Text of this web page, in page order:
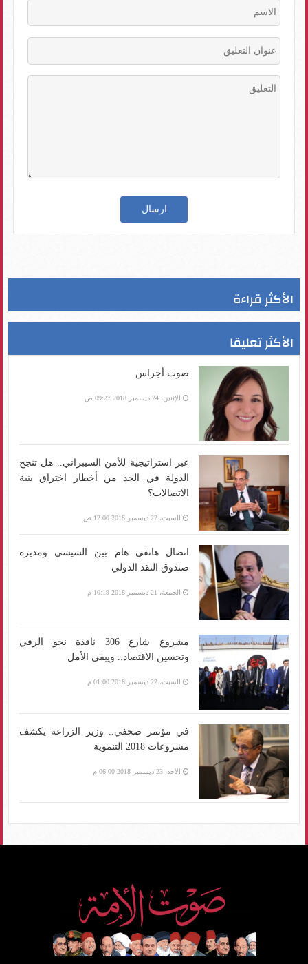
الأكثر قراءة
الأكثر تعليقا
صوت أجراس
الإثنين، 24 ديسمبر 2018 09:27 ص
عبر استراتيجية للأمن السيبراني.. هل تنجح
الدولة في الحد من أخطار اختراق بنية
الاتصالات؟
السبت، 22 ديسمبر 2018 12:00 ص
اتصال هاتفي هام بين السيسي ومديرة
صندوق النقد الدولي
الجمعة، 21 ديسمبر 2018 10:19 م
مشروع شارع 306 نافذة نحو الرقي
وتحسين الاقتصاد.. ويبقى الأمل
السبت، 22 ديسمبر 2018 01:00 م
في مؤتمر صحفي.. وزير الزراعة يكشف
مشروعات 2018 التنموية
الأحد، 23 ديسمبر 2018 06:00 م